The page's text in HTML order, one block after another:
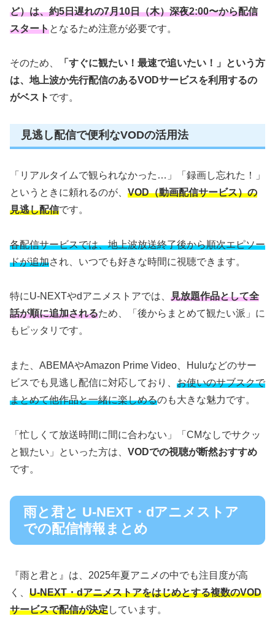
ど）は、約5日遅れの7月10日（木）深夜2:00〜から配信
スタートとなるため注意が必要です。
そのため、
「すぐに観たい！最速で追いたい！」という方
は、地上波か先行配信のあるVODサービスを利用するの
がベスト です。
見逃し配信で便利なVODの活用法
「リアルタイムで観られなかった…」「録画し忘れた！」
というときに頼れるのが、 VOD（動画配信サービス）の
見逃し配信です。
各配信サービスでは、地上波放送終了後から順次エピソー
ドが追加され、いつでも好きな時間に視聴できます。
特にU-NEXTやdアニメストアでは、 見放題作品として全
話が順に追加されるため、「後からまとめて観たい派」に
もピッタリです。
また、ABEMAやAmazon Prime Video、Huluなどのサー
ビスでも見逃し配信に対応しており、 お使いのサブスクで
まとめて他作品と一緒に楽しめるのも大きな魅力です。
「忙しくて放送時間に間に合わない」「CMなしでサクッ
と観たい」といった方は、 VODでの視聴が断然おすすめ
です。
雨と君と U-NEXT・dアニメストア
での配信情報まとめ
『雨と君と』は、2025年夏アニメの中でも注目度が高
く、 U-NEXT・dアニメストアをはじめとする複数のVOD
サービスで配信が決定しています。